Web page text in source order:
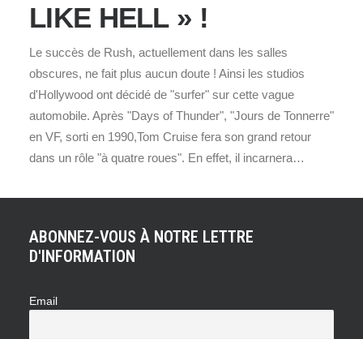
LIKE HELL » !
Le succès de Rush, actuellement dans les salles
obscures, ne fait plus aucun doute ! Ainsi les studios
d'Hollywood ont décidé de "surfer" sur cette vague
automobile. Après "Days of Thunder", "Jours de Tonnerre"
en VF, sorti en 1990,Tom Cruise fera son grand retour
dans un rôle "à quatre roues". En effet, il incarnera…
ABONNEZ-VOUS À NOTRE LETTRE
D'INFORMATION
Email